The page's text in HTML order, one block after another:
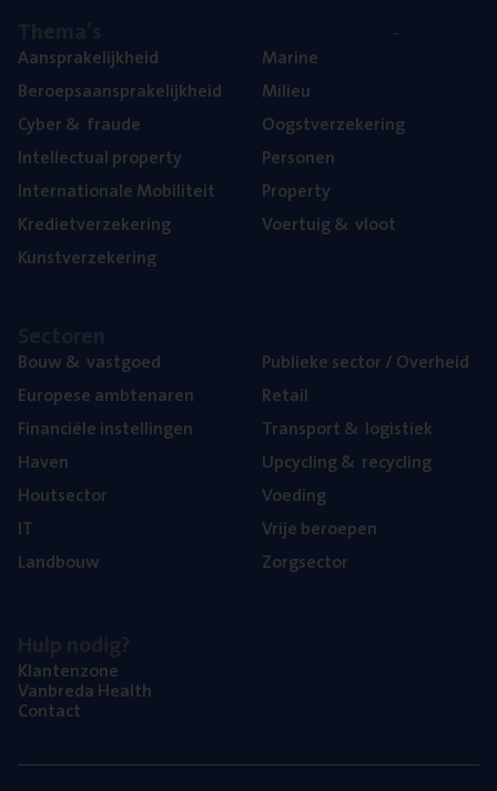
Aan­spra­ke­lijk­heid
Beroeps­aan­spra­ke­lijk­heid
Cyber& fraude
Intel­lec­tu­al property
Inter­na­ti­o­na­le Mobiliteit
Kre­diet­ver­ze­ke­ring
Kunst­ver­ze­ke­ring
Mari­ne
Mili­eu
Oogst­ver­ze­ke­ring
Per­so­nen
Pro­per­ty
Voer­tuig& vloot
Bouw& vastgoed
Euro­pe­se ambtenaren
Finan­ci­ë­le instellingen
Haven
Hout­sec­tor
IT
Land­bouw
Publie­ke sec­tor / Overheid
Retail
Trans­port& logistiek
Upcy­cling& recycling
Voe­ding
Vrije beroe­pen
Zorg­sec­tor
Klan­ten­zo­ne
Van­b­re­da Health
Con­tact